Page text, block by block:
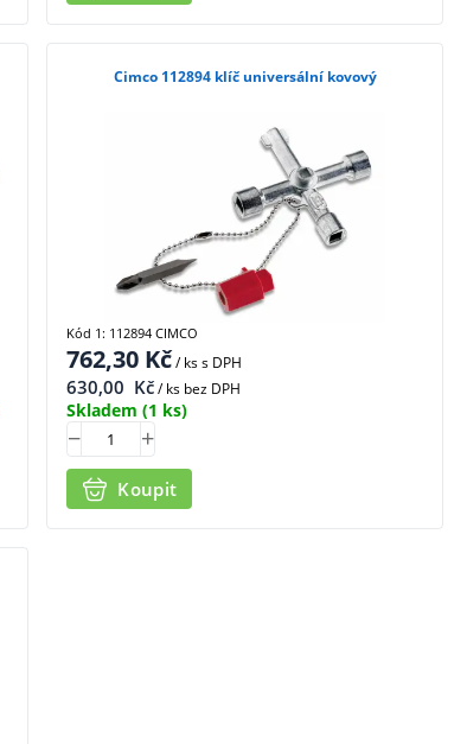
Cimco 112894 klíč universální kovový
762,30 Kč/ kss DPH
630,00 Kč/ ks bez DPH
Skladem (1 ks)
Koupit
Kód 1: 112894 CIMCO